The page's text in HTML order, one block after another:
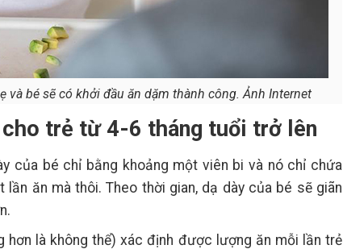
và bé sẽ có khởi đầu ăn dặm thành công. Ảnh Internet
trẻ từ 4-6 tháng tuổi trở lên
của bé chỉ bằng khoảng một viên bi và nó chỉ chứa
ăn mà thôi. Theo thời gian, dạ dày của bé sẽ giãn
là không thể) xác định được lượng ăn mỗi lần trẻ